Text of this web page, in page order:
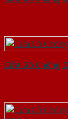
Cửa Gỗ Chống